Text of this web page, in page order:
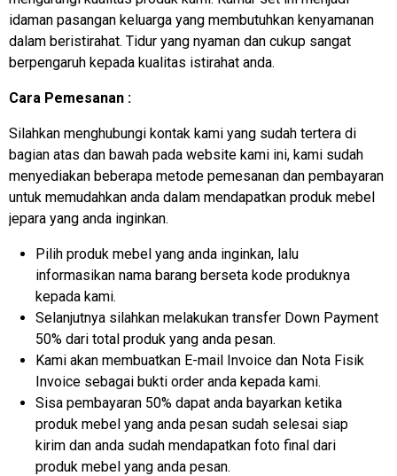
idaman pasangan keluarga yang membutuhkan kenyamanan
dalam beristirahat. Tidur yang nyaman dan cukup sangat
berpengaruh kepada kualitas istirahat anda.
Cara Pemesanan :
Silahkan menghubungi kontak kami yang sudah tertera di
bagian atas dan bawah pada website kami ini, kami sudah
menyediakan beberapa metode pemesanan dan pembayaran
untuk memudahkan anda dalam mendapatkan produk mebel
jepara yang anda inginkan.
Pilih produk mebel yang anda inginkan, lalu
informasikan nama barang berseta kode produknya
kepada kami.
Selanjutnya silahkan melakukan transfer Down Payment
50% dari total produk yang anda pesan.
Kami akan membuatkan E-mail Invoice dan Nota Fisik
Invoice sebagai bukti order anda kepada kami.
Sisa pembayaran 50% dapat anda bayarkan ketika
produk mebel yang anda pesan sudah selesai siap
kirim dan anda sudah mendapatkan foto final dari
produk mebel yang anda pesan.